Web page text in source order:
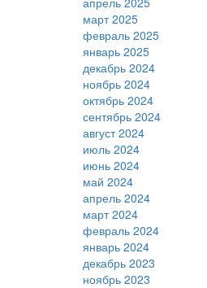
март 2025
февраль 2025
январь 2025
декабрь 2024
ноябрь 2024
октябрь 2024
сентябрь 2024
август 2024
июль 2024
июнь 2024
май 2024
апрель 2024
март 2024
февраль 2024
январь 2024
декабрь 2023
ноябрь 2023